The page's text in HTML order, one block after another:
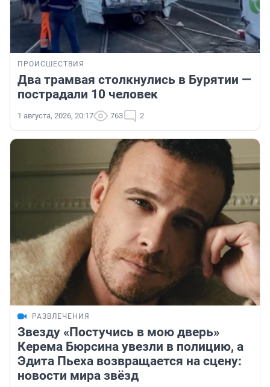
ПРОИСШЕСТВИЯ
Два трамвая столкнулись в Бурятии —
пострадали 10 человек
1 августа, 2026, 20:17 763 2
РАЗВЛЕЧЕНИЯ
Звезду «Постучись в мою дверь»
Керема Бюрсина увезли в полицию, а
Эдита Пьеха возвращается на сцену:
новости мира звёзд